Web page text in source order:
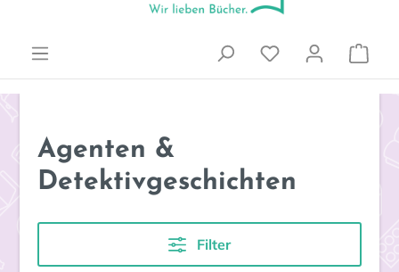
Agenten &
Detektivgeschichten
Filter